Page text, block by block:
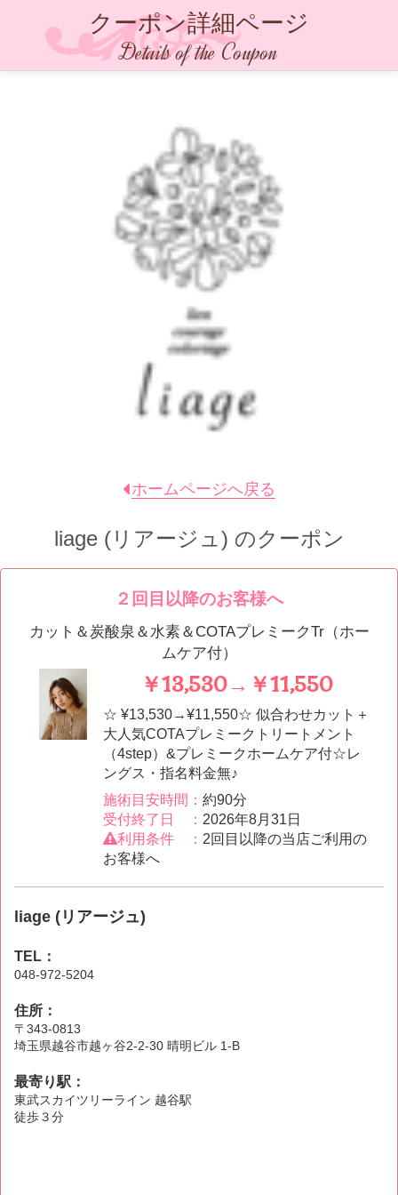
クーポン詳細ページ
Details of the Coupon
ホームページへ戻る
liage (リアージュ) のクーポン
２回目以降のお客様へ
カット＆炭酸泉＆水素＆COTAプレミークTr（ホー
ムケア付）
￥13,530→￥11,550
☆ ¥13,530→¥11,550☆ 似合わせカット＋
大人気COTAプレミークトリートメント
（4step）&プレミークホームケア付☆レ
ングス・指名料金無♪
施術目安時間： 約90分
受付終了日 ： 2026年8月31日
利用条件 ： 2回目以降の当店ご利用の
お客様へ
liage (リアージュ)
TEL：
048-972-5204
住所：
〒343-0813
埼玉県越谷市越ヶ谷2-2-30 晴明ビル 1-B
最寄り駅：
東武スカイツリーライン 越谷駅
徒歩３分